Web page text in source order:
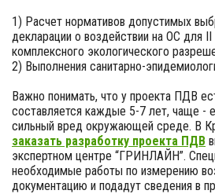
1) Расчет нормативов допустимых
декларации о воздействии на ОС для II
комплексного экологического
2) Выполнения санитарно-
Важно понимать, что у проекта ПДВ
составляется каждые 5-7 лет, чаще -
сильный вред окружающей среде. В
заказать разработку проекта ПДВ
экспертном центре “ГРИНЛАЙН”.
необходимые работы по измерению
документацию и подадут сведения в